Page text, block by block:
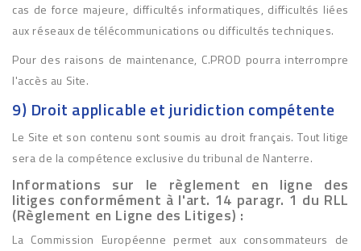
cas de force majeure, difficultés informatiques, difficultés liées
aux réseaux de télécommunications ou difficultés techniques.
Pour des raisons de maintenance, C.PROD pourra interrompre
l'accès au Site.
9) Droit applicable et juridiction compétente
Le Site et son contenu sont soumis au droit français. Tout litige
sera de la compétence exclusive du tribunal de Nanterre.
Informations sur le règlement en ligne des
litiges conformément à l'art. 14 paragr. 1 du RLL
(Règlement en Ligne des Litiges) :
La Commission Européenne permet aux consommateurs de